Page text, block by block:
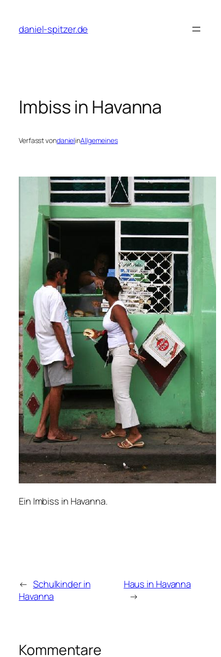
springen
daniel-spitzer.de
Imbiss in Havanna
Verfasst vondanielinAllgemeines
Ein Imbiss in Havanna.
← Schulkinder in
Havanna
Haus in Havanna
→
Kommentare